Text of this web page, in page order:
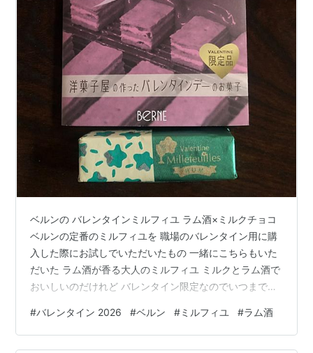
ベルンの バレンタインミルフィユ ラム酒×ミルクチョコ
ベルンの定番のミルフィユを 職場のバレンタイン用に購
入した際にお試しでいただいたもの 一緒にこちらもいた
だいた ラム酒が香る大人のミルフィユ ミルクとラム酒で
おいしいのだけれど バレンタイン限定なのでいつまでの
キング参加中お菓子
#バレンタイン 2026 #ベルン #ミルフィユ #ラム酒